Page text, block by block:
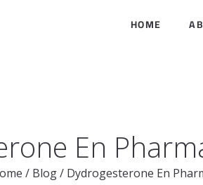
HOME
En
/ Blog/ Dydrogesterone En